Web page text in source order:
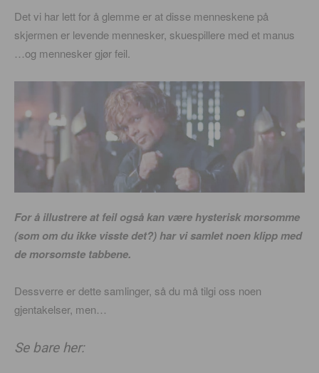
Det vi har lett for å glemme er at disse menneskene på
skjermen er levende mennesker, skuespillere med et manus
…og mennesker gjør feil.
For å illustrere at feil også kan være hysterisk morsomme
(som om du ikke visste det?) har vi samlet noen klipp med
de morsomste tabbene.
Dessverre er dette samlinger, så du må tilgi oss noen
gjentakelser, men…
Se bare her: